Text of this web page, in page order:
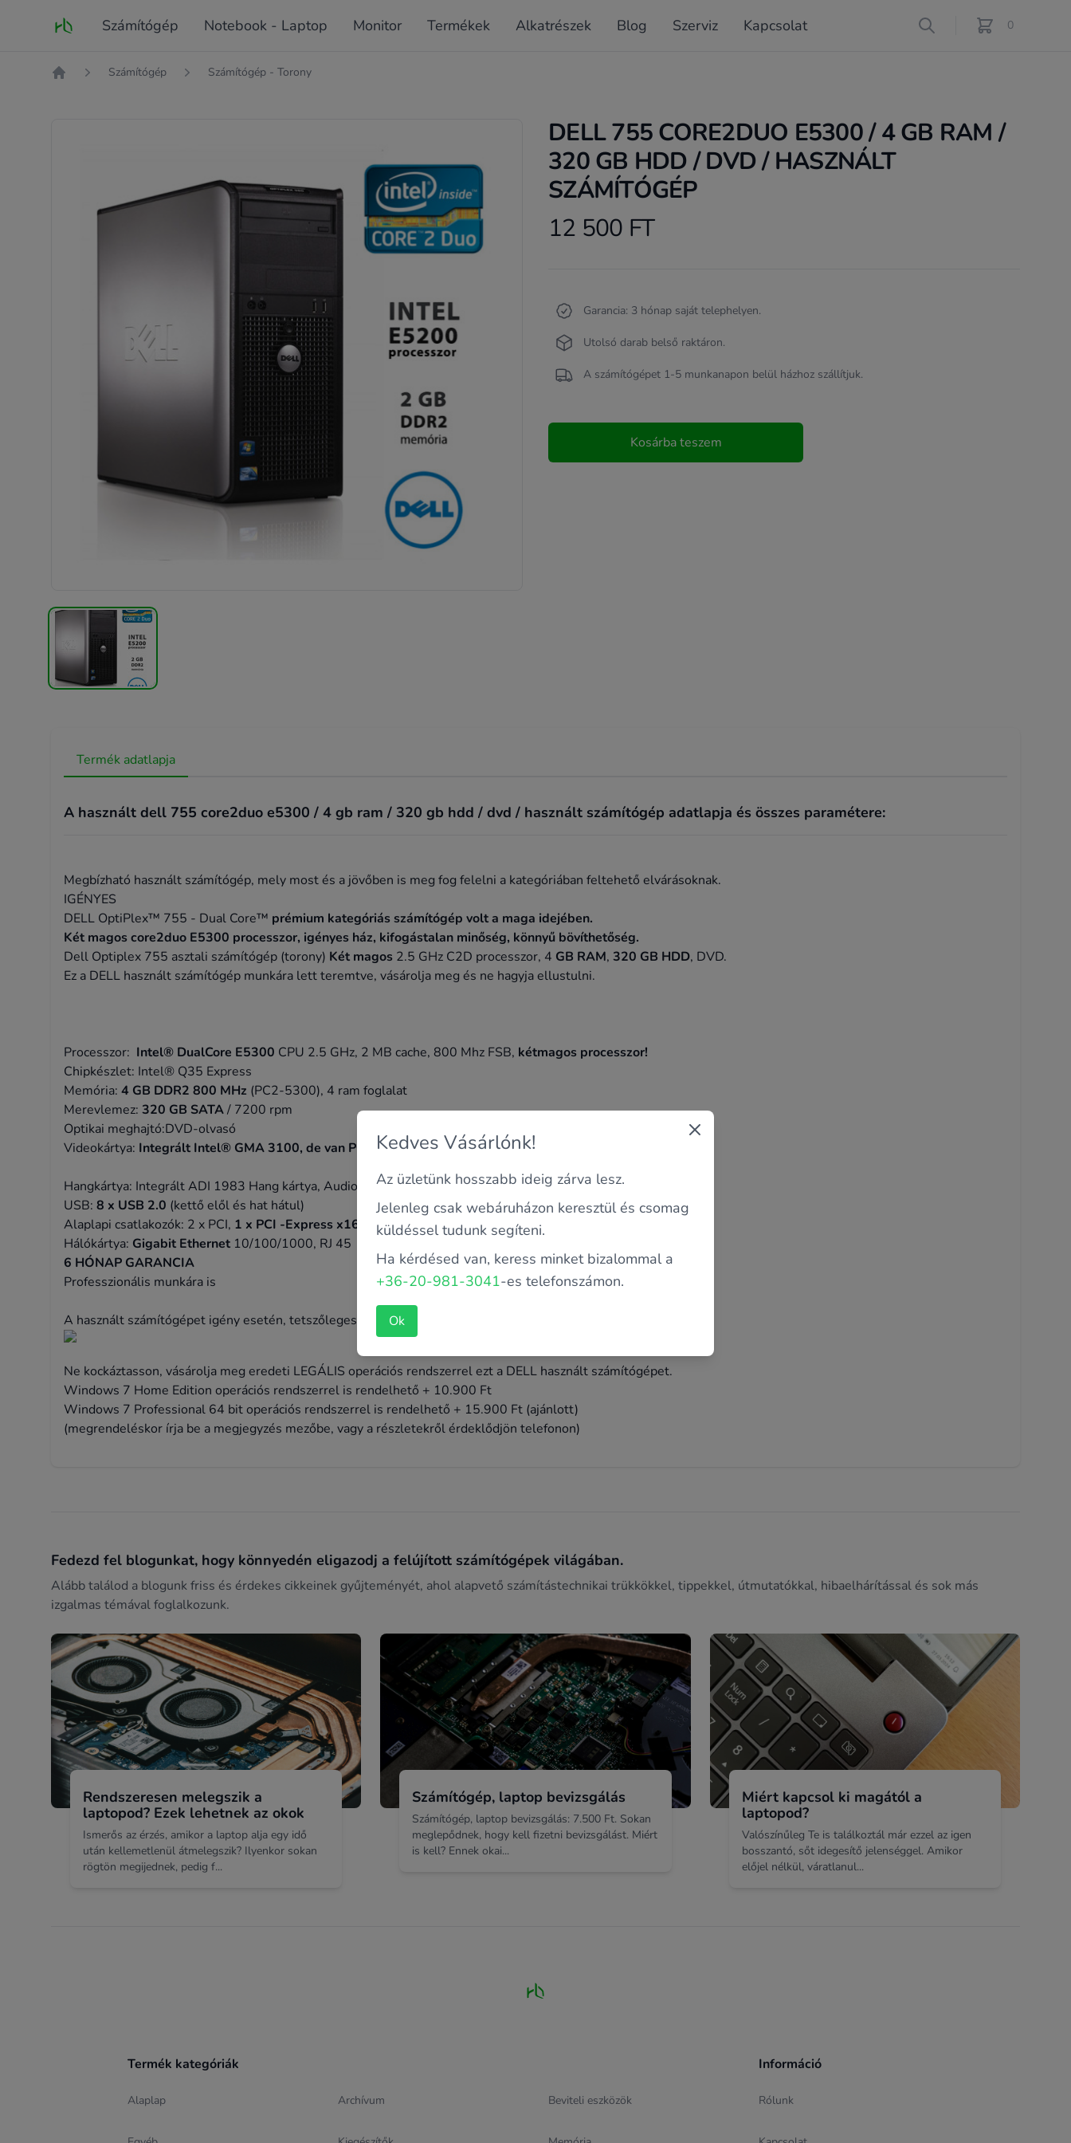
Fő oldal Számítógép Notebook - Laptop Monitor Termékek Alkatrészek Blog Szerviz Kapcsolat Search 0
féle termék a
Számítógép Számítógép - Torony
TERMÉK KÉP
DELL 755 CORE2DUO E5300 / 4 GB RAM /
320 GB HDD / DVD / HASZNÁLT
SZÁMÍTÓGÉP
Product information
12 500 FT
Garancia: 3 hónap saját telephelyen.
Utolsó darab belső raktáron.
A számítógépet 1-5 munkanapon belül házhoz szállítjuk.
Kosárba teszem
Termék adatlapja
A használt dell 755 core2duo e5300 / 4 gb ram / 320 gb hdd / dvd / használt számítógép adatlapja és összes paramétere:
Megbízható használt számítógép, mely most és a jövőben is meg fog felelni a kategóriában feltehető elvárásoknak.
IGÉNYES
DELL OptiPlex™ 755 - Dual Core™ prémium kategóriás számítógép volt a maga idejében.
Két magos core2duo E5300 processzor, igényes ház, kifogástalan minőség, könnyű bövíthetőség.
Dell Optiplex 755 asztali számítógép (torony) Két magos 2.5 GHz C2D processzor, 4 GB RAM, 320 GB HDD, DVD.
Ez a DELL használt számítógép munkára lett teremtve, vásárolja meg és ne hagyja ellustulni.
Processzor: Intel® DualCore E5300 CPU 2.5 GHz, 2 MB cache, 800 Mhz FSB, kétmagos processzor!
Chipkészlet: Intel® Q35 Express
Memória: 4 GB DDR2 800 MHz (PC2-5300), 4 ram foglalat
Merevlemez: 320 GB SATA/ 7200 rpm
Optikai meghajtó:DVD-olvasó
Videokártya: Integrált Intel® GMA 3100, de van PCI-E
Hangkártya: Integrált ADI 1983 Hang kártya, Audio Codec '97
USB: 8 x USB 2.0 (kettő elől és hat hátul)
Alaplapi csatlakozók: 2 x PCI, 1 x PCI -Express x16,
1 x Pci-E 1x, 1 x Serial, 1 x Parallel, 1 x VGA
Hálókártya: Gigabit Ethernet 10/100/1000, RJ 45
6 HÓNAP GARANCIA
Professzionális munkára is
A használt számítógépet igény esetén, tetszőlegesen bõvítjük!
Ne kockáztasson, vásárolja meg eredeti LEGÁLIS operációs rendszerrel ezt a DELL használt számítógépet.
Windows 7 Home Edition operációs rendszerrel is rendelhető + 10.900 Ft
Windows 7 Professional 64 bit operációs rendszerrel is rendelhető + 15.900 Ft (ajánlott)
(megrendeléskor írja be a megjegyzés mezőbe, vagy a részletekről érdeklődjön telefonon)
Fedezd fel blogunkat, hogy könnyedén eligazodj a felújított számítógépek világában.
Alább találod a blogunk friss és érdekes cikkeinek gyűjteményét, ahol alapvető számítástechnikai trükkökkel, tippekkel, útmutatókkal, hibaelhárítással és sok más
izgalmas témával foglalkozunk.
Rendszeresen melegszik a
laptopod? Ezek lehetnek az okok
Ismerős az érzés, amikor a laptop alja egy idő
után kellemetlenül átmelegszik? Ilyenkor sokan
rögtön megijednek, pedig f...
Számítógép, laptop bevizsgálás
Számítógép, laptop bevizsgálás: 7.500 Ft. Sokan
meglepődnek, hogy kell fizetni bevizsgálást. Miért
is kell? Ennek okai...
Miért kapcsol ki magától a
laptopod?
Valószínűleg Te is találkoztál már ezzel az igen
bosszantó, sőt idegesítő jelenséggel. Amikor
előjel nélkül, váratlanul...
Termék kategóriák
Alaplap Archívum Beviteli eszközök
Információ
Rólunk
Kedves Vásárlónk!
Az üzletünk hosszabb ideig zárva lesz.
Jelenleg csak webáruházon keresztül és csomag
küldéssel tudunk segíteni.
Ha kérdésed van, keress minket bizalommal a
+36-20-981-3041-es telefonszámon.
Ok